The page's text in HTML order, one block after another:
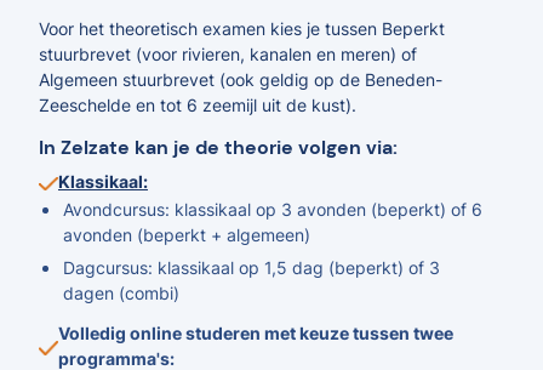
Voor het theoretisch examen kies je tussen Beperkt
stuurbrevet (voor rivieren, kanalen en meren) of
Algemeen stuurbrevet (ook geldig op de Beneden-
Zeeschelde en tot 6 zeemijl uit de kust).
In Zelzate kan je de theorie volgen via:
Klassikaal:
Avondcursus: klassikaal op 3 avonden (beperkt) of 6
avonden (beperkt + algemeen)
Dagcursus: klassikaal op 1,5 dag (beperkt) of 3
dagen (combi)
Volledig online studeren met keuze tussen twee
programma's: